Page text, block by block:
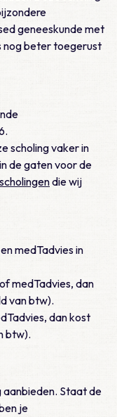
geneeskunde met
nog beter toegerust
scholing vaker in
in de gaten voor de
die wij
medTadvies in
medTadvies, dan
van btw).
dan kost
btw).
aanbieden. Staat de
je